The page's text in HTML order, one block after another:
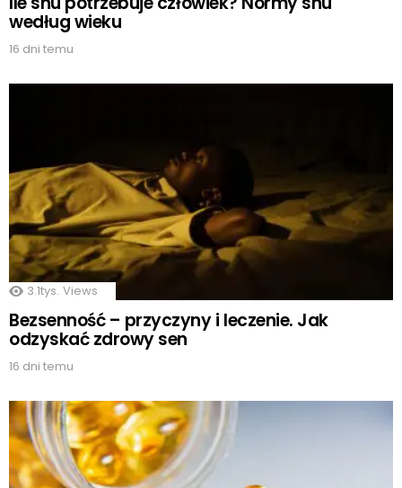
według wieku
16 dni temu
3.1tys. Views
Bezsenność – przyczyny i leczenie. Jak
odzyskać zdrowy sen
16 dni temu